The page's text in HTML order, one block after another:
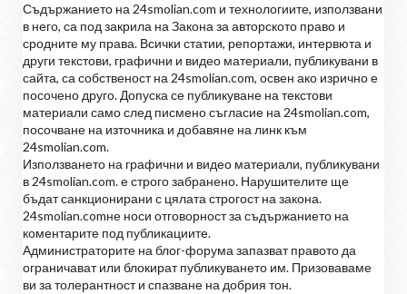
Съдържанието на 24smolian.com и технологиите, използвани
в него, са под закрила на Закона за авторското право и
сродните му права. Всички статии, репортажи, интервюта и
други текстови, графични и видео материали, публикувани в
сайта, са собственост на 24smolian.com, освен ако изрично е
посочено друго. Допуска се публикуване на текстови
материали само след писмено съгласие на 24smolian.com,
посочване на източника и добавяне на линк към
24smolian.com.
Използването на графични и видео материали, публикувани
в 24smolian.com. е строго забранено. Нарушителите ще
бъдат санкционирани с цялата строгост на закона.
24smolian.comне носи отговорност за съдържанието на
коментарите под публикациите.
Администраторите на блог-форума запазват правото да
ограничават или блокират публикуването им. Призоваваме
ви за толерантност и спазване на добрия тон.